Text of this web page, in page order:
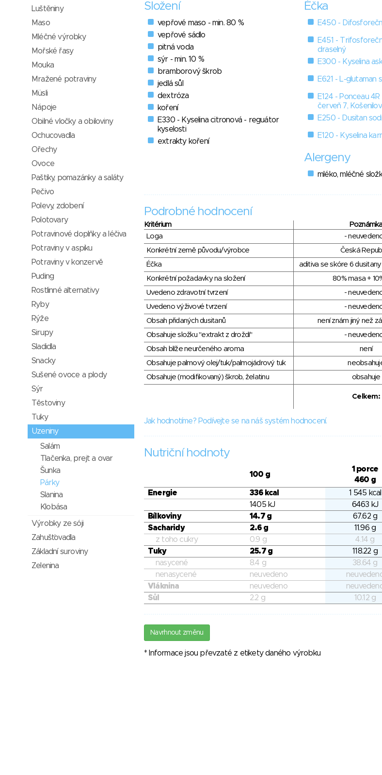
Složení
vepřové maso - min. 80 %
vepřové sádlo
pitná voda
sýr - min. 10 %
bramborový škrob
jedlá sůl
dextróza
koření
E330 - Kyselina citronová - reguátor
kyselosti
extrakty koření
Éčka
E450 -
E451 -
draselný
E300 - Kyselina
E621 - L-glutaman
E124 - Ponceau
červeň 7,
E250 - Dusitan
E120 - Kyselina
Alergeny
mléko, mléčné
Podrobné hodnocení
Kritérium
Loga
-
Konkrétní země původu/výrobce
Česká
Éčka
aditiva se skóre 6
Konkrétní požadavky na složení
80% masa +
Uvedeno zdravotní tvrzení
-
Uvedeno výživové tvrzení
-
Obsah přidaných dusitanů
není znám jiný než
Obsahuje složku "extrakt z droždí"
-
Obsah blíže neurčeného aroma
není
Obsahuje palmový olej/tuk/palmojádrový tuk
Obsahuje (modifikovaný) škrob, želatinu
obsahuje
Celkem:
Jak hodnotíme? Podívejte se na náš systém hodnocení.
Nutriční hodnoty
100 g
1 porce
460 g
Energie 336 kcal 1 545 kcal
1405 kJ
6463 kJ
Bílkoviny
14.7 g 67.62 g
Sacharidy
2.6 g 11.96 g
z toho cukry
0.9 g
4.14 g
Tuky
25.7 g 118.22 g
nasycené
8.4 g
38.64 g
nenasycené
neuvedeno
Vláknina
neuvedeno
Sůl
2.2 g 10.12 g
Navrhnout změnu
* Informace jsou převzaté z etikety daného výrobku
Luštěniny
Maso
Mléčné výrobky
Mořské řasy
Mouka
Mražené potraviny
Müsli
Nápoje
Obilné vločky a obiloviny
Ochucovadla
Ořechy
Ovoce
Paštiky, pomazánky a saláty
Pečivo
Polevy, zdobení
Polotovary
Potravinové doplňky a léčiva
Potraviny v aspiku
Potraviny v konzervě
Puding
Rostlinné alternativy
Ryby
Rýže
Sirupy
Sladidla
Snacky
Sušené ovoce a plody
Sýr
Těstoviny
Tuky
Uzeniny
Salám
Tlačenka, prejt a ovar
Šunka
Párky
Slanina
Klobása
Výrobky ze sóji
Zahušťovadla
Základní suroviny
Zelenina